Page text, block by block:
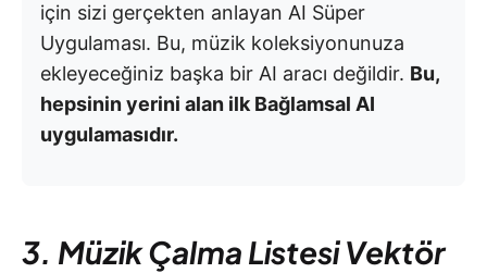
için sizi gerçekten anlayan AI Süper
Uygulaması. Bu, müzik koleksiyonunuza
ekleyeceğiniz başka bir AI aracı değildir. Bu,
hepsinin yerini alan ilk Bağlamsal AI
uygulamasıdır.
3. Müzik Çalma Listesi Vektör